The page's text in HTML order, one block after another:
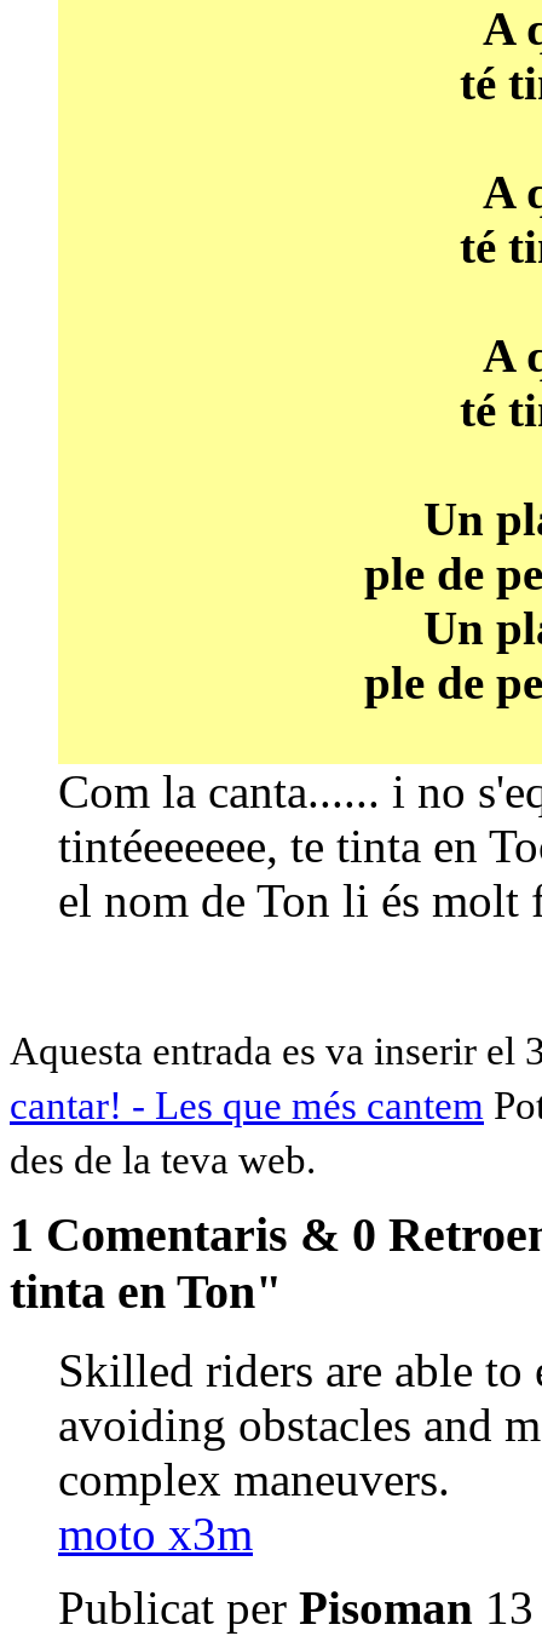
A
té
A
té
A
té
Un
ple de
Un
ple de
Com la canta...... i no
tintéeeeeee, te tinta en
el nom de Ton li és molt
Aquesta entrada es va inserir
cantar! - Les que més cantem
des de la teva web.
1 Comentaris & 0
tinta en Ton"
Skilled riders are able
avoiding obstacles and
complex maneuvers.
moto x3m
Publicat per Pisoman